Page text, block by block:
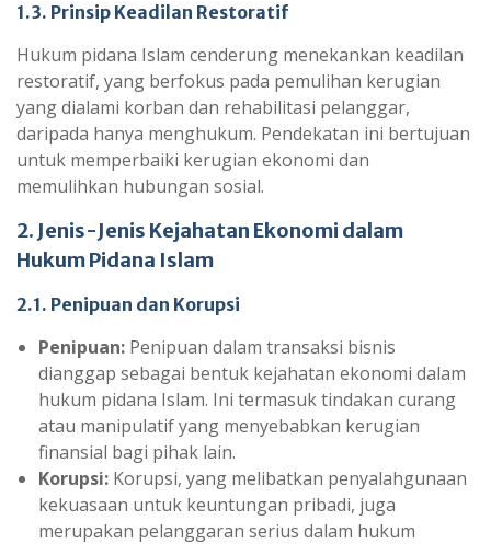
1.3. Prinsip Keadilan Restoratif
Hukum pidana Islam cenderung menekankan keadilan
restoratif, yang berfokus pada pemulihan kerugian
yang dialami korban dan rehabilitasi pelanggar,
daripada hanya menghukum. Pendekatan ini bertujuan
untuk memperbaiki kerugian ekonomi dan
memulihkan hubungan sosial.
2. Jenis-Jenis Kejahatan Ekonomi dalam
Hukum Pidana Islam
2.1. Penipuan dan Korupsi
Penipuan: Penipuan dalam transaksi bisnis
dianggap sebagai bentuk kejahatan ekonomi dalam
hukum pidana Islam. Ini termasuk tindakan curang
atau manipulatif yang menyebabkan kerugian
finansial bagi pihak lain.
Korupsi: Korupsi, yang melibatkan penyalahgunaan
kekuasaan untuk keuntungan pribadi, juga
merupakan pelanggaran serius dalam hukum